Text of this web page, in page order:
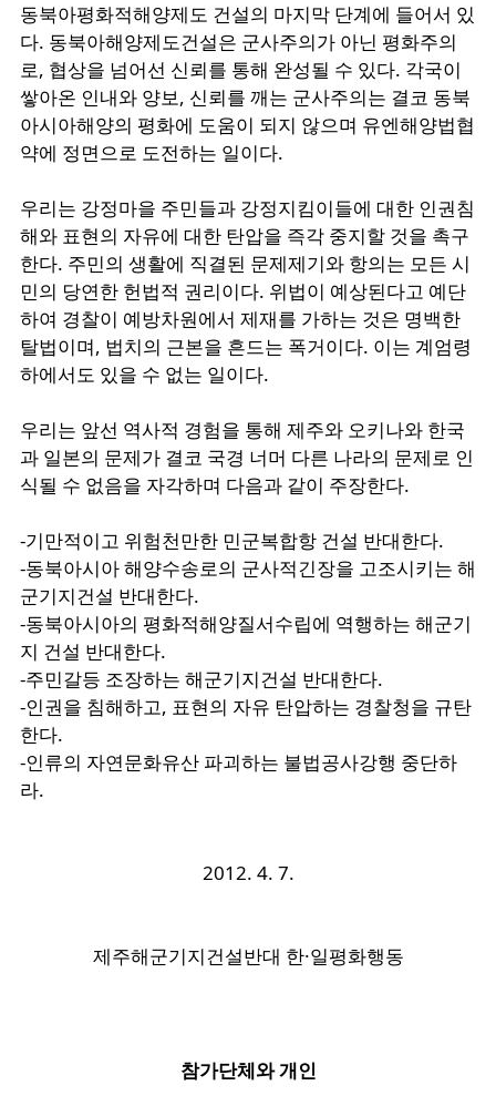
동북아평화적해양제도 건설의 마지막 단계에 들어서 있
다. 동북아해양제도건설은 군사주의가 아닌 평화주의
로, 협상을 넘어선 신뢰를 통해 완성될 수 있다. 각국이
쌓아온 인내와 양보, 신뢰를 깨는 군사주의는 결코 동북
아시아해양의 평화에 도움이 되지 않으며 유엔해양법협
약에 정면으로 도전하는 일이다.
우리는 강정마을 주민들과 강정지킴이들에 대한 인권침
해와 표현의 자유에 대한 탄압을 즉각 중지할 것을 촉구
한다. 주민의 생활에 직결된 문제제기와 항의는 모든 시
민의 당연한 헌법적 권리이다. 위법이 예상된다고 예단
하여 경찰이 예방차원에서 제재를 가하는 것은 명백한
탈법이며, 법치의 근본을 흔드는 폭거이다. 이는 계엄령
하에서도 있을 수 없는 일이다.
우리는 앞선 역사적 경험을 통해 제주와 오키나와 한국
과 일본의 문제가 결코 국경 너머 다른 나라의 문제로 인
식될 수 없음을 자각하며 다음과 같이 주장한다.
-기만적이고 위험천만한 민군복합항 건설 반대한다.
-동북아시아해양수송로의 군사적긴장을 고조시키는 해
군기지건설 반대한다.
-동북아시아의 평화적해양질서수립에 역행하는 해군기
지 건설 반대한다.
-주민갈등 조장하는 해군기지건설 반대한다.
-인권을 침해하고, 표현의 자유 탄압하는 경찰청을 규탄
한다.
-인류의 자연문화유산 파괴하는 불법공사강행 중단하
라.
2012. 4. 7.
제주해군기지건설반대 한·일평화행동
참가단체와 개인